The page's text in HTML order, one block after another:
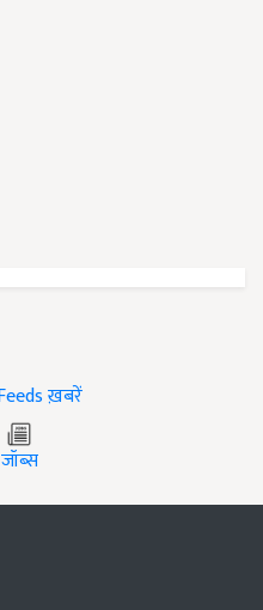
ख़बरें
जॉब्स